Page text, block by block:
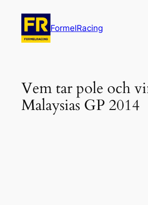
innehåll
FormelRacing
Vem tar pole och
Malaysias GP 2014